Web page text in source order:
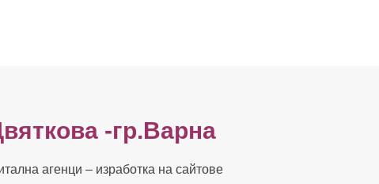
-гр.Варна
агенци – изработка на сайтове